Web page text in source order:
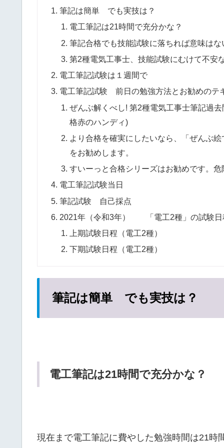
筆記は簡単 でも実技は？
電工筆記は21時間で充分かな？
筆記合格でも技能試験に落ちれば意味はな
第2種電気工事士、技能試験にむけて不安
電工筆記試験は１週間で
電工筆記試験 前日の勉強方法とお勧めのテ
ぜんぶ解くべし! 第2種電気工事士筆記過
格赤のハンディ)
より合格を確実にしたいなら、「ぜんぶ
をお勧めします。
すいーっと合格シリーズはお勧めです。
電工筆記試験当日
筆記試験 自己採点
2021年（令和3年） 「電工2種」の試験日
上期試験日程（電工2種）
下期試験日程（電工2種）
筆記は簡単 でも実技は？
電工筆記は21時間で充分かな？
現在まで電工筆記に費やした勉強時間は21時